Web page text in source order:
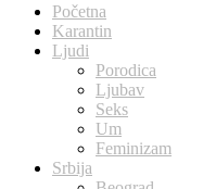
Početna
Karantin
Ljudi
Porodica
Ljubav
Seks
Um
Feminizam
Srbija